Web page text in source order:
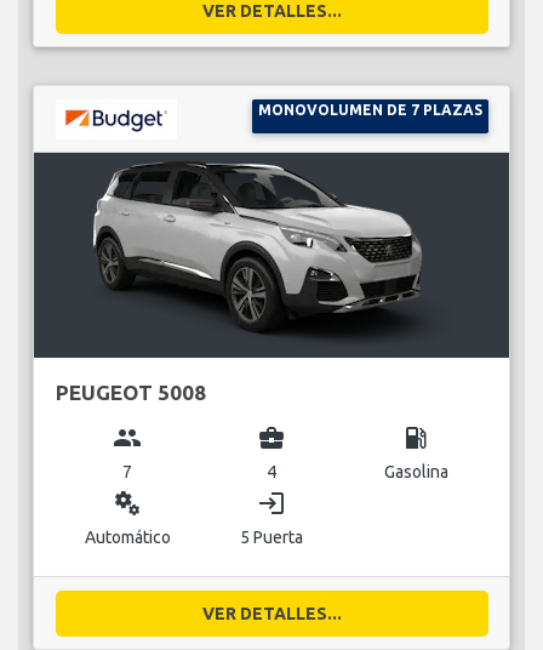
VER DETALLES...
MONOVOLUMEN DE 7 PLAZAS
PEUGEOT 5008
group
7
business_center
4
local_gas_station
Gasolina
miscellaneous_services
Automático
login
5 Puerta
VER DETALLES...